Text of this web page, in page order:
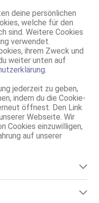
deine persönlichen
welche für den
sind. Weitere Cookies
verwendet.
ihrem Zweck und
weiter unten auf
.
jederzeit zu geben,
indem du die Cookie-
öffnest. Den Link
Webseite. Wir
Cookies einzuwilligen,
auf unserer
Cookies, die für den
ohne diese Cookies nicht
Weg 101
Weg 101
35
total rasiert, Latina